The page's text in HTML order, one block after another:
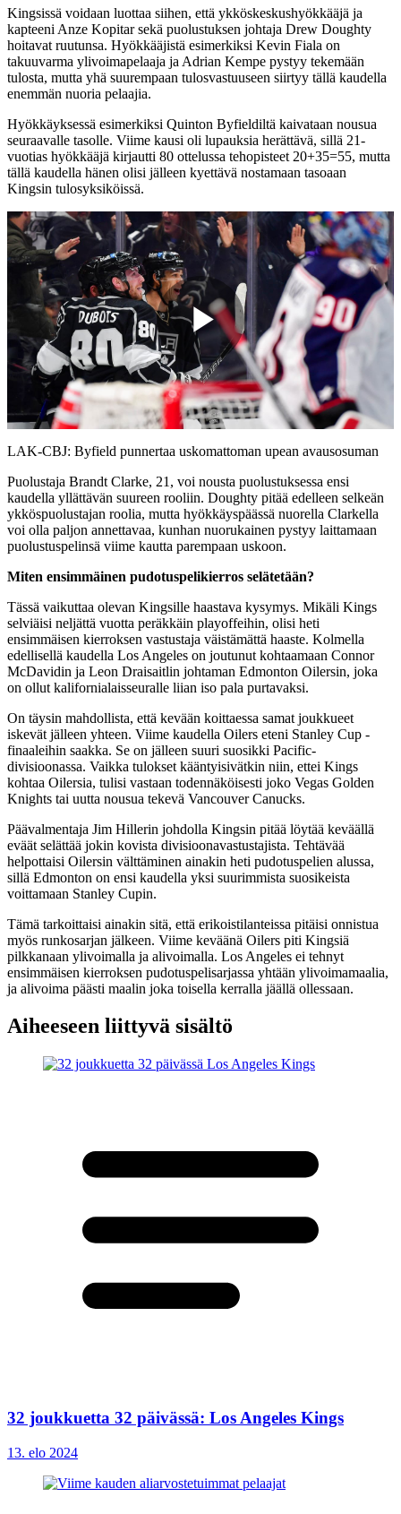
Kingsissä voidaan luottaa siihen, että ykköskeskushyökkääjä ja
kapteeni Anze Kopitar sekä puolustuksen johtaja Drew Doughty
hoitavat ruutunsa. Hyökkääjistä esimerkiksi Kevin Fiala on
takuuvarma ylivoimapelaaja ja Adrian Kempe pystyy tekemään
tulosta, mutta yhä suurempaan tulosvastuuseen siirtyy tällä kaudella
enemmän nuoria pelaajia.
Hyökkäyksessä esimerkiksi Quinton Byfieldiltä kaivataan nousua
seuraavalle tasolle. Viime kausi oli lupauksia herättävä, sillä 21-
vuotias hyökkääjä kirjautti 80 ottelussa tehopisteet 20+35=55, mutta
tällä kaudella hänen olisi jälleen kyettävä nostamaan tasoaan
Kingsin tulosyksiköissä.
Play
Video
LAK-CBJ: Byfield punnertaa uskomattoman upean avausosuman
Puolustaja Brandt Clarke, 21, voi nousta puolustuksessa ensi
kaudella yllättävän suureen rooliin. Doughty pitää edelleen selkeän
ykköspuolustajan roolia, mutta hyökkäyspäässä nuorella Clarkella
voi olla paljon annettavaa, kunhan nuorukainen pystyy laittamaan
puolustuspelinsä viime kautta parempaan uskoon.
Miten ensimmäinen pudotuspelikierros selätetään?
Tässä vaikuttaa olevan Kingsille haastava kysymys. Mikäli Kings
selviäisi neljättä vuotta peräkkäin playoffeihin, olisi heti
ensimmäisen kierroksen vastustaja väistämättä haaste. Kolmella
edellisellä kaudella Los Angeles on joutunut kohtaamaan Connor
McDavidin ja Leon Draisaitlin johtaman Edmonton Oilersin, joka
on ollut kalifornialaisseuralle liian iso pala purtavaksi.
On täysin mahdollista, että kevään koittaessa samat joukkueet
iskevät jälleen yhteen. Viime kaudella Oilers eteni Stanley Cup -
finaaleihin saakka. Se on jälleen suuri suosikki Pacific-
divisioonassa. Vaikka tulokset kääntyisivätkin niin, ettei Kings
kohtaa Oilersia, tulisi vastaan todennäköisesti joko Vegas Golden
Knights tai uutta nousua tekevä Vancouver Canucks.
Päävalmentaja Jim Hillerin johdolla Kingsin pitää löytää keväällä
eväät selättää jokin kovista divisioonavastustajista. Tehtävää
helpottaisi Oilersin välttäminen ainakin heti pudotuspelien alussa,
sillä Edmonton on ensi kaudella yksi suurimmista suosikeista
voittamaan Stanley Cupin.
Tämä tarkoittaisi ainakin sitä, että erikoistilanteissa pitäisi onnistua
myös runkosarjan jälkeen. Viime keväänä Oilers piti Kingsiä
pilkkanaan ylivoimalla ja alivoimalla. Los Angeles ei tehnyt
ensimmäisen kierroksen pudotuspelisarjassa yhtään ylivoimamaalia,
ja alivoima päästi maalin joka toisella kerralla jäällä ollessaan.
Aiheeseen liittyvä sisältö
32 joukkuetta 32 päivässä: Los Angeles Kings
13. elo 2024